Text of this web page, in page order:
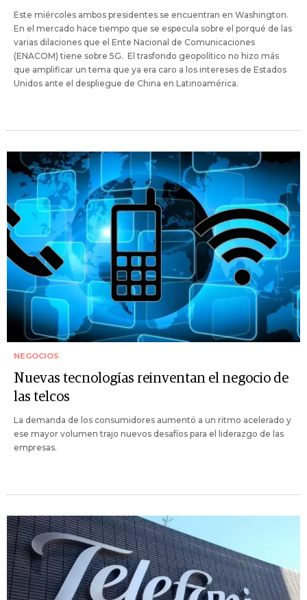
Este miércoles ambos presidentes se encuentran en Washington.
En el mercado hace tiempo que se especula sobre el porqué de las
varias dilaciones que el Ente Nacional de Comunicaciones
(ENACOM) tiene sobre 5G. El trasfondo geopolítico no hizo más
que amplificar un tema que ya era caro a los intereses de Estados
Unidos ante el despliegue de China en Latinoamérica.
NEGOCIOS
Nuevas tecnologías reinventan el negocio de
las telcos
La demanda de los consumidores aumentó a un ritmo acelerado y
ese mayor volumen trajo nuevos desafíos para el liderazgo de las
empresas.